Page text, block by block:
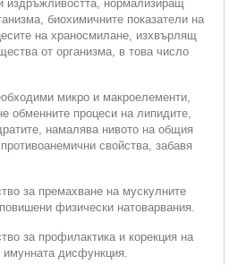
издръжливостта, нормализиращ
биохимичните показатели на
на храносмилане, изхвърлящ
от организма, в това число
микро и макроелементи,
обменните процеси на липидите,
намалява нивото на общия
свойства, забавя
за премахване на мускулните
физически натоварвания.
за профилактика и корекция на
дисфункция.